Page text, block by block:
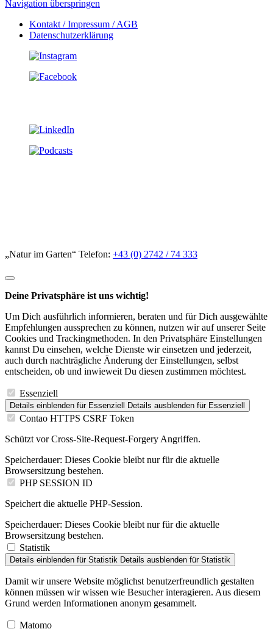
Navigation überspringen
Kontakt / Impressum / AGB
Datenschutzerklärung
„Natur im Garten“ Telefon: +43 (0) 2742 / 74 333
Deine Privatsphäre ist uns wichtig!
Um Dich ausführlich informieren, beraten und für Dich ausgewählte
Empfehlungen aussprechen zu können, nutzen wir auf unserer Seite
Cookies und Trackingmethoden. In den Privatsphäre Einstellungen
kannst Du einsehen, welche Dienste wir einsetzen und jederzeit,
auch durch nachträgliche Änderung der Einstellungen, selbst
entscheiden, ob und inwieweit Du diesen zustimmen möchtest.
Essenziell
Details einblenden für Essenziell Details ausblenden für Essenziell
Contao HTTPS CSRF Token
Schützt vor Cross-Site-Request-Forgery Angriffen.
Speicherdauer: Dieses Cookie bleibt nur für die aktuelle
Browsersitzung bestehen.
PHP SESSION ID
Speichert die aktuelle PHP-Session.
Speicherdauer: Dieses Cookie bleibt nur für die aktuelle
Browsersitzung bestehen.
Statistik
Details einblenden für Statistik Details ausblenden für Statistik
Damit wir unsere Website möglichst benutzerfreundlich gestalten
können müssen wir wissen wie Besucher interagieren. Aus diesem
Grund werden Informationen anonym gesammelt.
Matomo